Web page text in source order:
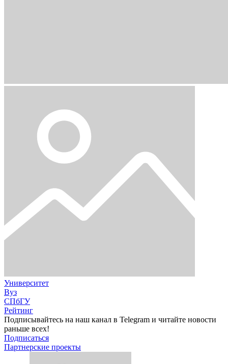
Университет
Вуз
СПбГУ
Рейтинг
Подписывайтесь на наш канал в Telegram и читайте новости
раньше всех!
Подписаться
Партнерские проекты